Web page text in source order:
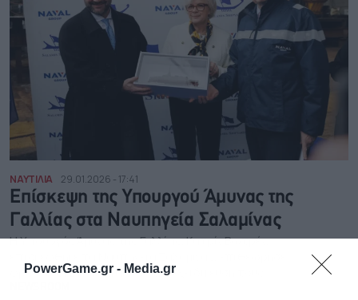
PowerGame.gr - Media.gr
ΝΑΥΤΙΛΙΑ 29.01.2026 - 17:41
Επίσκεψη της Υπουργού Άμυνας της
Γαλλίας στα Ναυπηγεία Σαλαμίνας
Η Υπουργός Άμυνας της Γαλλίας, Κατρίν Βωτρέν,
φρεγάτες FDI και επαίνεσε την εξειδίκευσή τους